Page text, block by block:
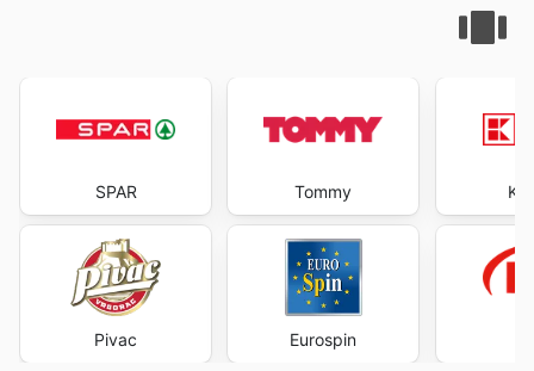
SPAR
Pivac
Tommy
Eurospin